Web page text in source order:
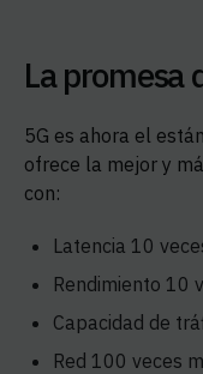
La promesa
5G es ahora el
ofrece la mejor y
con:
Latencia 10
Rendimiento 10
Capacidad de
Red 100 veces